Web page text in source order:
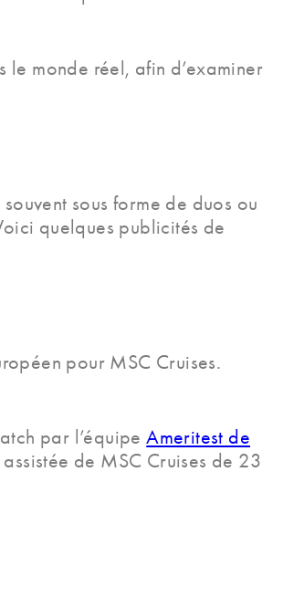
le monde réel, afin d’examiner
sous forme de duos ou
quelques publicités de
pour MSC Cruises.
par l’équipeAmeritest de
de MSC Cruises de 23